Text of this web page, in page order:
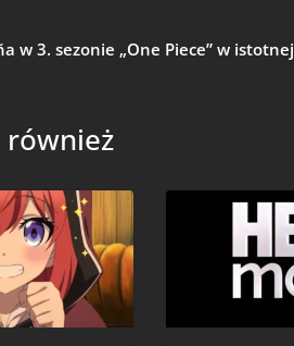
w 3. sezonie „One Piece” w istotnej
również